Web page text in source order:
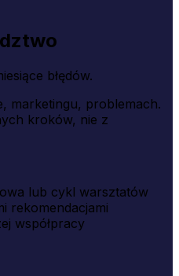
błędów.
marketingu, problemach.
kroków, nie z
lub cykl warsztatów
rekomendacjami
współpracy